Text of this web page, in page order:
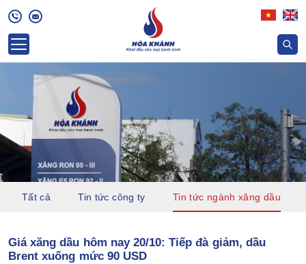
Tất cả Tin tức công ty Tin tức ngành xăng dầu
Giá xăng dầu hôm nay 20/10: Tiếp đà giảm, dầu
Brent xuống mức 90 USD